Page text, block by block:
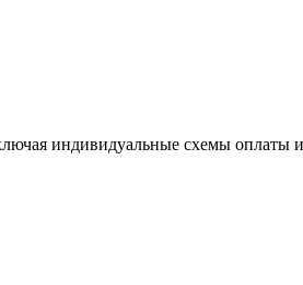
индивидуальные схемы оплаты и